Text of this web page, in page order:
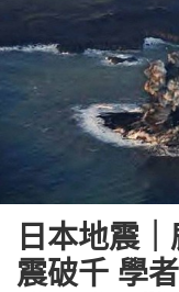
日本地震
震破千 學